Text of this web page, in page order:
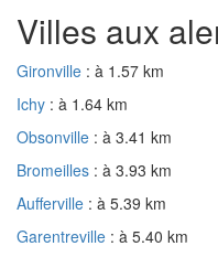
Villes aux
Gironville : à 1.57 km
Ichy : à 1.64 km
Obsonville : à 3.41 km
Bromeilles : à 3.93 km
Aufferville : à 5.39 km
Garentreville : à 5.40 km